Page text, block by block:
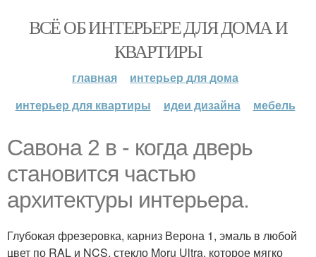
ВСЁ ОБ ИНТЕРЬЕРЕ ДЛЯ ДОМА И
КВАРТИРЫ
главная
интерьер для дома
интерьер для квартиры
идеи дизайна мебель
Савона 2 в - когда дверь
становится частью
архитектуры интерьера.
Глубокая фрезеровка, карниз Верона 1, эмаль в любой
цвет по RAL и NCS, стекло Moru Ultra, которое мягко